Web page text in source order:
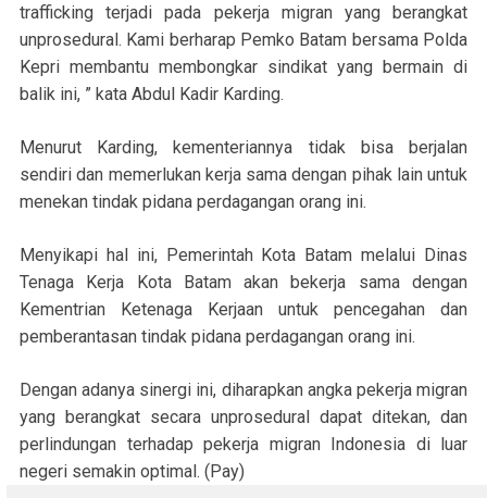
trafficking terjadi pada pekerja migran yang berangkat
unprosedural. Kami berharap Pemko Batam bersama Polda
Kepri membantu membongkar sindikat yang bermain di
balik ini, ” kata Abdul Kadir Karding.
Menurut Karding, kementeriannya tidak bisa berjalan
sendiri dan memerlukan kerja sama dengan pihak lain untuk
menekan tindak pidana perdagangan orang ini.
Menyikapi hal ini, Pemerintah Kota Batam melalui Dinas
Tenaga Kerja Kota Batam akan bekerja sama dengan
Kementrian Ketenaga Kerjaan untuk pencegahan dan
pemberantasan tindak pidana perdagangan orang ini.
Dengan adanya sinergi ini, diharapkan angka pekerja migran
yang berangkat secara unprosedural dapat ditekan, dan
perlindungan terhadap pekerja migran Indonesia di luar
negeri semakin optimal. (Pay)